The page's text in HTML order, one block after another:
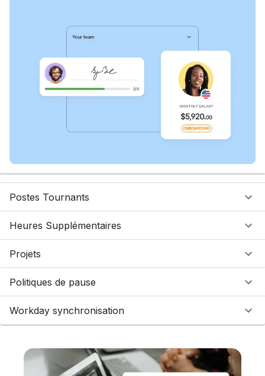
Postes Tournants
Heures Supplémentaires
Projets
Politiques de pause
Workday synchronisation